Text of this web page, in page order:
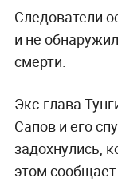
Следователи
и не
смерти.
Экс-глава
Сапов и его
задохнулись,
этом